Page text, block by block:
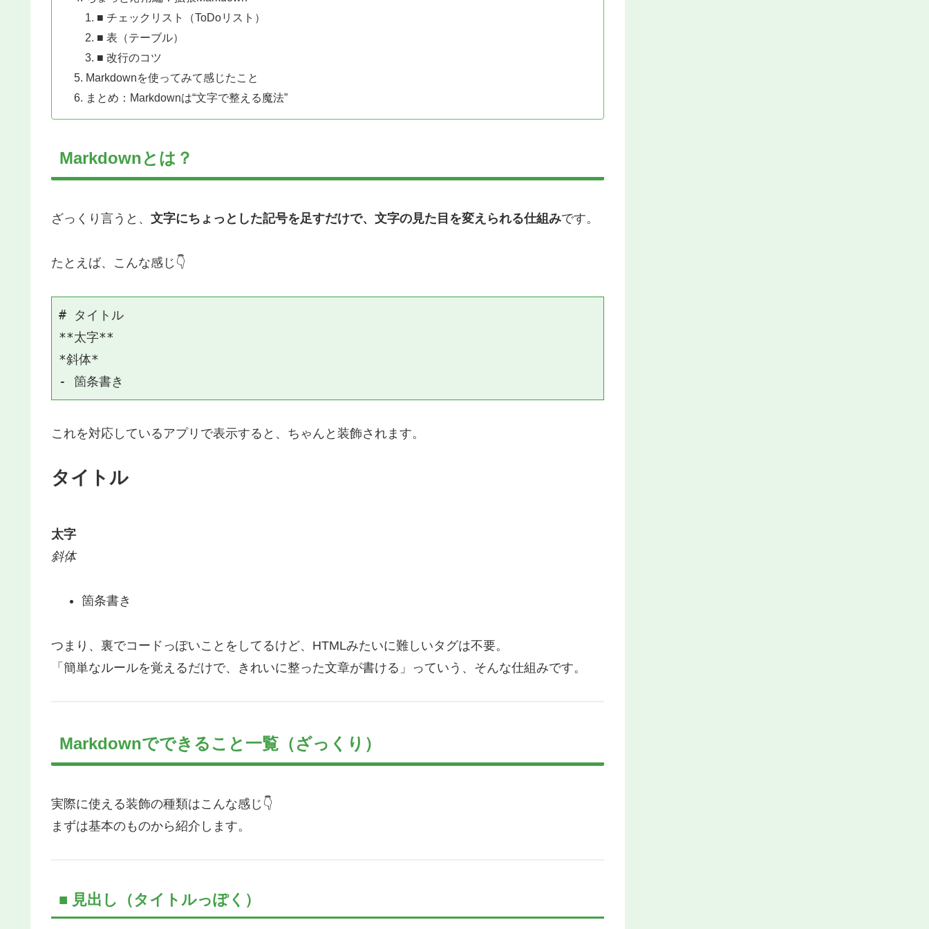
■ チェックリスト（ToDoリスト）
■ 表（テーブル）
■ 改行のコツ
Markdownを使ってみて感じたこと
まとめ：Markdownは“文字で整える魔法”
Markdownとは？
ざっくり言うと、 文字にちょっとした記号を足すだけで、文字の見た目を変えられる仕組みです。
たとえば、こんな感じ👇
# タイトル
**太字**
*斜体*
これを対応しているアプリで表示すると、ちゃんと装飾されます。
タイトル
太字
斜体
箇条書き
つまり、裏でコードっぽいことをしてるけど、HTMLみたいに難しいタグは不要。
「簡単なルールを覚えるだけで、きれいに整った文章が書ける」っていう、そんな仕組みです。
Markdownでできること一覧（ざっくり）
実際に使える装飾の種類はこんな感じ👇
まずは基本のものから紹介します。
■ 見出し（タイトルっぽく）